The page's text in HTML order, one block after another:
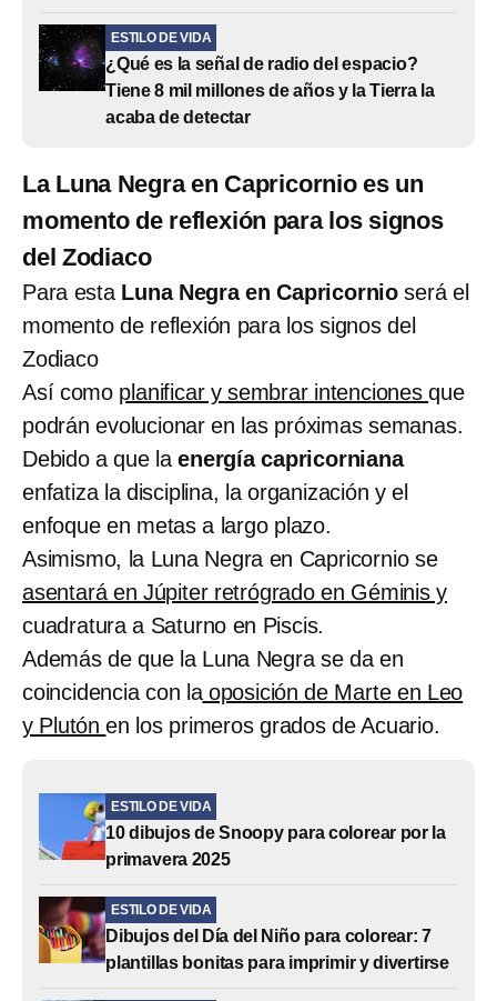
ESTILO DE VIDA
¿Qué es la señal de radio del espacio?
Tiene 8 mil millones de años y la Tierra la
acaba de detectar
La Luna Negra en Capricornio es un
momento de reflexión para los signos
del Zodiaco
Para esta Luna Negra en Capricornio será el
momento de reflexión para los signos del
Zodiaco
Así como planificar y sembrar intencionesque
podrán evolucionar en las próximas semanas.
Debido a que laenergía capricorniana
enfatiza la disciplina, la organización y el
enfoque en metas a largo plazo.
Asimismo, la Luna Negra en Capricornio se
asentará en Júpiter retrógrado en Géminis y
cuadratura a Saturno en Piscis.
Además de que la Luna Negra se da en
coincidencia con laoposición de Marte en Leo
y Plutónen los primeros grados de Acuario.
ESTILO DE VIDA
10 dibujos de Snoopy para colorear por la
primavera 2025
ESTILO DE VIDA
Dibujos del Día del Niño para colorear: 7
plantillas bonitas para imprimir y divertirse